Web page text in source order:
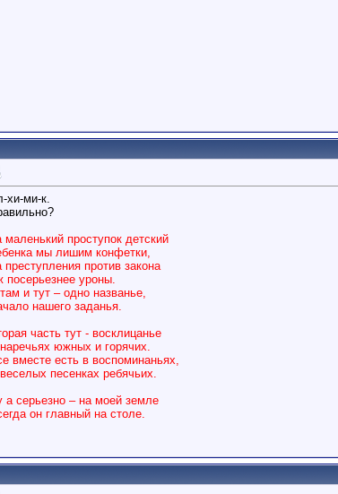
хи-ми-к.
маленький проступок детский
мы лишим конфетки,
преступления против закона
посерьезнее уроны.
и тут – одно названье,
нашего заданья.
часть тут - восклицанье
южных и горячих.
вместе есть в воспоминаньях,
песенках ребячьих.
а серьезно – на моей земле
он главный на столе.